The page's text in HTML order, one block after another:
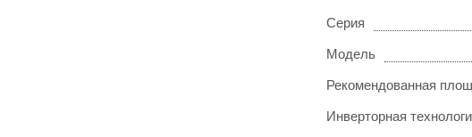
Серия
Модель
Рекомендованная
Инверторная